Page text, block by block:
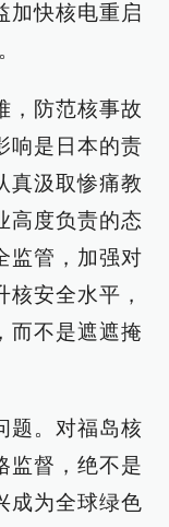
加快核电重启
，防范核事故
响是日本的责
真汲取惨痛教
高度负责的态
监管，加强对
安全水平，
而不是遮遮掩
题。对福岛核
监督，绝不是
成为全球绿色